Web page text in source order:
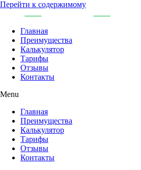
Перейти к содержимому
Главная
Преимущества
Калькулятор
Тарифы
Отзывы
Контакты
Menu
Главная
Преимущества
Калькулятор
Тарифы
Отзывы
Контакты